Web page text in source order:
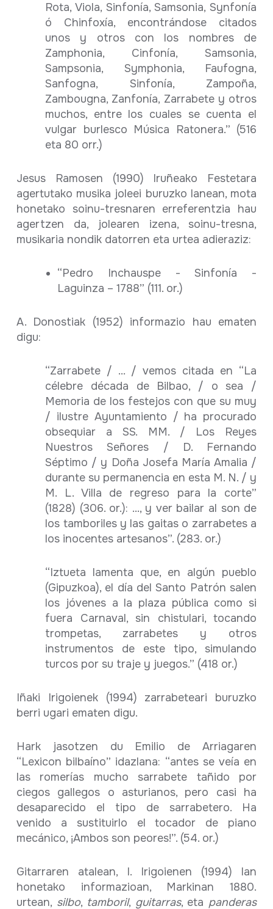
Rota, Viola, Sinfonía, Samsonia, Synfonía
ó Chinfoxía, encontrándose citados
unos y otros con los nombres de
Zamphonia, Cinfonía, Samsonia,
Sampsonia, Symphonia, Faufogna,
Sanfogna, Sinfonía, Zampoña,
Zambougna, Zanfonía, Zarrabete y otros
muchos, entre los cuales se cuenta el
vulgar burlesco Música Ratonera.” (516
eta 80 orr.)
Jesus Ramosen (1990) Iruñeako Festetara
agertutako musika joleei buruzko lanean, mota
honetako soinu-tresnaren erreferentzia hau
agertzen da, jolearen izena, soinu-tresna,
musikaria nondik datorren eta urtea adieraziz:
“Pedro Inchauspe - Sinfonía -
Laguinza – 1788” (111. or.)
A. Donostiak (1952) informazio hau ematen
digu:
“Zarrabete / ... / vemos citada en “La
célebre década de Bilbao, / o sea /
Memoria de los festejos con que su muy
/ ilustre Ayuntamiento / ha procurado
obsequiar a SS. MM. / Los Reyes
Nuestros Señores / D. Fernando
Séptimo / y Doña Josefa María Amalia /
durante su permanencia en esta M. N. / y
M. L. Villa de regreso para la corte”
(1828) (306. or.): ..., y ver bailar al son de
los tamboriles y las gaitas o zarrabetes a
los inocentes artesanos”. (283. or.)
“Iztueta lamenta que, en algún pueblo
(Gipuzkoa), el día del Santo Patrón salen
los jóvenes a la plaza pública como si
fuera Carnaval, sin chistulari, tocando
trompetas, zarrabetes y otros
instrumentos de este tipo, simulando
turcos por su traje y juegos.” (418 or.)
Iñaki Irigoienek (1994) zarrabeteari buruzko
berri ugari ematen digu.
Hark jasotzen du Emilio de Arriagaren
“Lexicon bilbaíno” idazlana: “antes se veía en
las romerías mucho sarrabete tañido por
ciegos gallegos o asturianos, pero casi ha
desaparecido el tipo de sarrabetero. Ha
venido a sustituirlo el tocador de piano
mecánico, ¡Ambos son peores!”. (54. or.)
Gitarraren atalean, I. Irigoienen (1994) lan
honetako informazioan, Markinan 1880.
urtean, silbo, tamboril, guitarras, eta panderas